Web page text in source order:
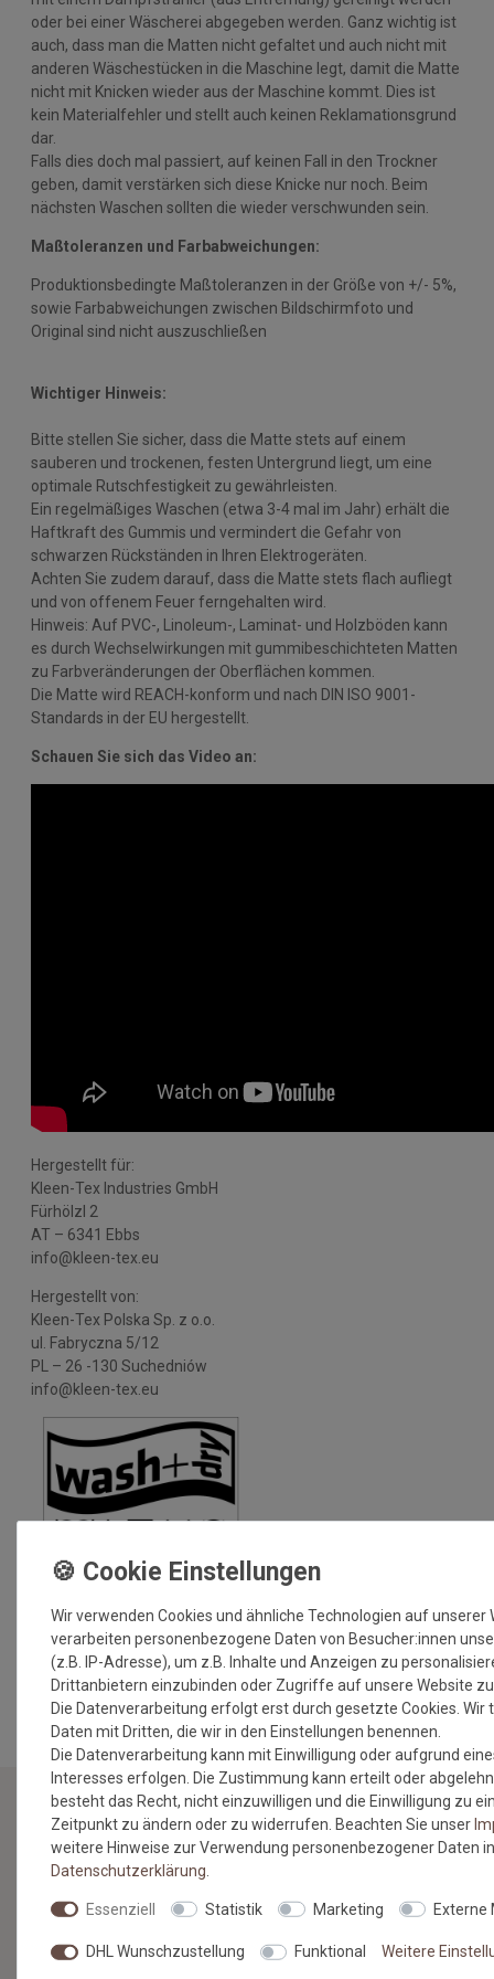
oder bei einer Wäscherei abgegeben werden. Ganz wichtig ist
auch, dass man die Matten nicht gefaltet und auch nicht mit
anderen Wäschestücken in die Maschine legt, damit die Matte
nicht mit Knicken wieder aus der Maschine kommt. Dies ist
kein Materialfehler und stellt auch keinen Reklamationsgrund
dar.
Falls dies doch mal passiert, auf keinen Fall in den Trockner
geben, damit verstärken sich diese Knicke nur noch. Beim
nächsten Waschen sollten die wieder verschwunden sein.
Maßtoleranzen und Farbabweichungen:
Produktionsbedingte Maßtoleranzen in der Größe von +/- 5%,
sowie Farbabweichungen zwischen Bildschirmfoto und
Original sind nicht auszuschließen
Wichtiger Hinweis:
Bitte stellen Sie sicher, dass die Matte stets auf einem
sauberen und trockenen, festen Untergrund liegt, um eine
optimale Rutschfestigkeit zu gewährleisten.
Ein regelmäßiges Waschen (etwa 3-4 mal im Jahr) erhält die
Haftkraft des Gummis und vermindert die Gefahr von
schwarzen Rückständen in Ihren Elektrogeräten.
Achten Sie zudem darauf, dass die Matte stets flach aufliegt
und von offenem Feuer ferngehalten wird.
Hinweis: Auf PVC-, Linoleum-, Laminat- und Holzböden kann
es durch Wechselwirkungen mit gummibeschichteten Matten
zu Farbveränderungen der Oberflächen kommen.
Die Matte wird REACH-konform und nach DIN ISO 9001-
Standards in der EU hergestellt.
Schauen Sie sich das Video an:
Hergestellt für:
Kleen-Tex Industries GmbH
Fürhölzl 2
AT – 6341 Ebbs
info@kleen-tex.eu
Hergestellt von:
Kleen-Tex Polska Sp. z o.o.
ul. Fabryczna 5/12
PL – 26 -130 Suchedniów
info@kleen-tex.eu
MEHR INFORMATIONEN ZUM EU VERANTWORTLICHEN »
NEWSLETTER
und erfahren Sie von den neuesten Produkten als
erstes.*
Wir verwenden Cookies und ähnliche Technologien auf unserer
verarbeiten personenbezogene Daten von Besucher:innen
(z.B. IP-Adresse), um z.B. Inhalte und Anzeigen zu
Drittanbietern einzubinden oder Zugriffe auf unsere Website
Die Datenverarbeitung erfolgt erst durch gesetzte Cookies. Wir
Daten mit Dritten, die wir in den Einstellungen benennen.
Die Datenverarbeitung kann mit Einwilligung oder aufgrund
Interesses erfolgen. Die Zustimmung kann erteilt oder
besteht das Recht, nicht einzuwilligen und die Einwilligung zu
Zeitpunkt zu ändern oder zu widerrufen. Beachten Sie unser
weitere Hinweise zur Verwendung personenbezogener Daten
Daten­schutz­erklärung
Essenziell Statistik Marketing Externe
DHL Wunschzustellung Funktional Weitere